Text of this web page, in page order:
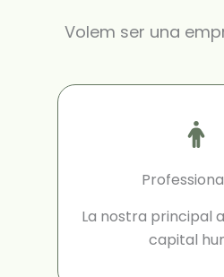
Volem ser una
La nostra principal
capital